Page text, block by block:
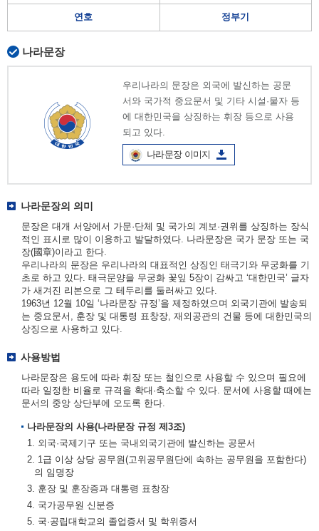
연호 정부기
나라문장
우리나라의 문장은 외국에 발신하는 공문
서와 국가적 중요문서 및 기타 시설·물자 등
에 대한민국을 상징하는 휘장 등으로 사용
되고 있다.
나라문장 이미지
나라문장의 의미
문장은 대개 서양에서 가문·단체 및 국가의 계보·권위를 상징하는 장식
적인 표시로 많이 이용하고 발달하였다. 나라문장은 국가 문장 또는 국
장(國章)이라고 한다.
우리나라의 문장은 우리나라의 대표적인 상징인 태극기와 무궁화를 기
초로 하고 있다. 태극문양을 무궁화 꽃잎 5장이 감싸고 ‘대한민국’ 글자
가 새겨진 리본으로 그 테두리를 둘러싸고 있다.
1963년 12월 10일 ‘나라문장 규정’을 제정하였으며 외국기관에 발송되
는 중요문서, 훈장 및 대통령 표창장, 재외공관의 건물 등에 대한민국의
상징으로 사용하고 있다.
사용방법
나라문장은 용도에 따라 휘장 또는 철인으로 사용할 수 있으며 필요에
따라 일정한 비율로 규격을 확대·축소할 수 있다. 문서에 사용할 때에는
문서의 중앙 상단부에 오도록 한다.
나라문장의 사용(나라문장 규정 제3조)
1. 외국·국제기구 또는 국내외국기관에 발신하는 공문서
2. 1급 이상 상당 공무원(고위공무원단에 속하는 공무원을 포함한다)
의 임명장
3. 훈장 및 훈장증과 대통령 표창장
4. 국가공무원 신분증
5. 국·공립대학교의 졸업증서 및 학위증서